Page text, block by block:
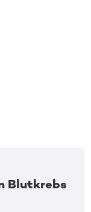
Blutkrebs